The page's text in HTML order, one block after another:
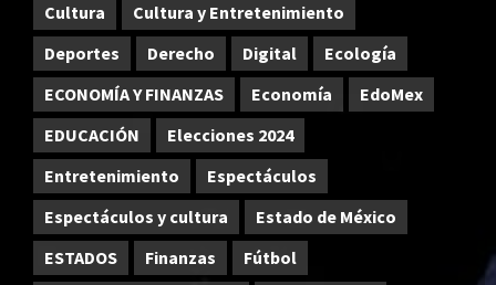
Cultura
Cultura y Entretenimiento
Deportes
Derecho Digital
Ecología
ECONOMÍA Y FINANZAS
Economía
EdoMex
EDUCACIÓN
Elecciones 2024
Entretenimiento
Espectáculos
Espectáculos y cultura
Estado de México
ESTADOS
Finanzas
Fútbol